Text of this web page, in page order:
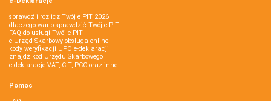
sprawdź i rozlicz Twój e PIT 2026
dlaczego warto sprawdzić Twój e-PIT
FAQ do usługi Twój e-PIT
e-Urząd Skarbowy obsługa online
kody weryfikacji UPO e-deklaracji
znajdź kod Urzędu Skarbowego
e-deklaracje VAT, CIT, PCC oraz inne
Pomoc